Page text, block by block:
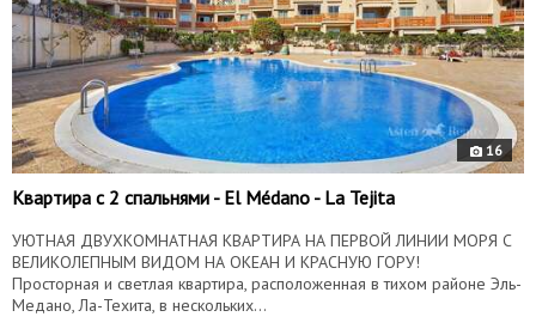
16
Квартира с 2 спальнями - El Médano - La Tejita
УЮТНАЯ ДВУХКОМНАТНАЯ КВАРТИРА НА ПЕРВОЙ ЛИНИИ МОРЯ С
ВЕЛИКОЛЕПНЫМ ВИДОМ НА ОКЕАН И КРАСНУЮ ГОРУ!
Просторная и светлая квартира, расположенная в тихом районе Эль-
Медано, Ла-Техита, в нескольких...